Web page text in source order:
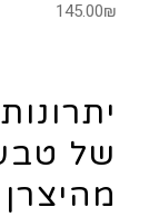
145.00₪
של
מהיצרן